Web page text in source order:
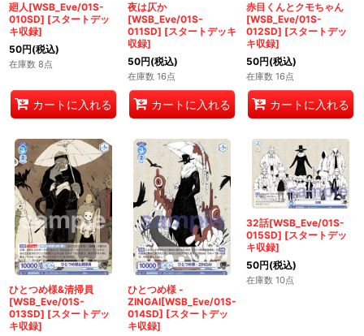
廻人[WSB_Eve/01S-
010SD] [スタートデッ
キ収録]
50円(税込)
在庫数 8点
カートに入れる
夜は仄か
[WSB_Eve/01S-
011SD] [スタートデッキ
収録]
50円(税込)
在庫数 16点
カートに入れる
赤目くんとクモちゃん
[WSB_Eve/01S-
012SD] [スタートデッ
キ収録]
50円(税込)
在庫数 16点
カートに入れる
ひとつめ様&清掃員
[WSB_Eve/01S-
013SD] [スタートデッ
キ収録]
ひとつめ様 -
ZINGAI[WSB_Eve/01S-
014SD] [スタートデッ
キ収録]
32話[WSB_Eve/01S-
015SD] [スタートデッ
キ収録]
50円(税込)
在庫数 10点